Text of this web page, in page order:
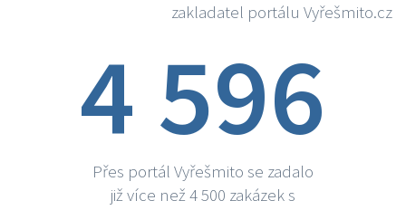
zakladatel portálu Vyřešmito.cz
4 596
Přes portál Vyřešmito se zadalo
již více než 4 500 zakázek s